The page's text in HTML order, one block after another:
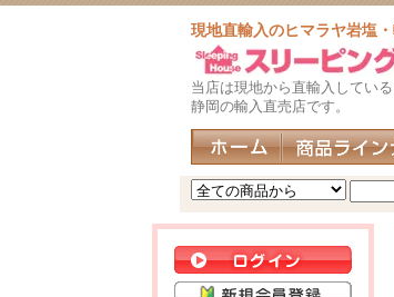
現地直輸入のヒマラヤ岩塩
当店は現地から直輸入してい
静岡の輸入直売店です。